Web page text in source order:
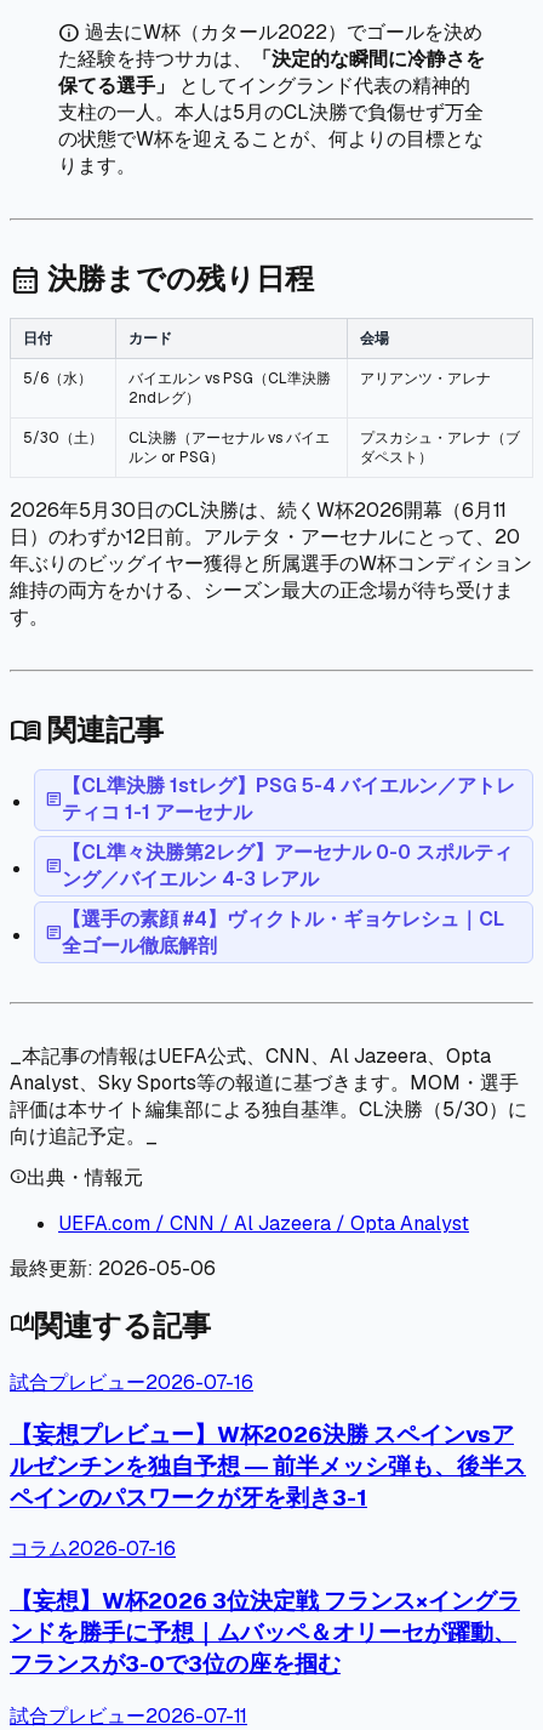
info 過去にW杯（カタール2022）でゴールを決め
た経験を持つサカは、
「決定的な瞬間に冷静さを
保てる選手」
としてイングランド代表の精神的
支柱の一人。本人は5月のCL決勝で負傷せず万全
の状態でW杯を迎えることが、何よりの目標とな
ります。
calendar_month 決勝までの残り日程
日付 カード 会場
5/6（水）
バイエルン vs PSG（CL準決勝
2ndレグ）
アリアンツ・アレナ
5/30（土）
CL決勝（アーセナル vs バイエ
ルン or PSG）
プスカシュ・アレナ（ブ
ダペスト）
2026年5月30日のCL決勝は、続くW杯2026開幕（6月11
日）のわずか12日前。アルテタ・アーセナルにとって、20
年ぶりのビッグイヤー獲得と所属選手のW杯コンディション
維持の両方をかける、シーズン最大の正念場が待ち受けま
す。
menu_book関連記事
article
【CL準決勝 1stレグ】PSG 5-4 バイエルン／アトレ
ティコ 1-1 アーセナル
article
【CL準々決勝第2レグ】アーセナル 0-0 スポルティ
ング／バイエルン 4-3 レアル
article
【選手の素顔 #4】ヴィクトル・ギョケレシュ｜CL
全ゴール徹底解剖
_本記事の情報はUEFA公式、CNN、Al Jazeera、Opta
Analyst、Sky Sports等の報道に基づきます。MOM・選手
評価は本サイト編集部による独自基準。CL決勝（5/30）に
向け追記予定。_
info出典・情報元
UEFA.com / CNN / Al Jazeera / Opta Analyst
最終更新: 2026-05-06
auto_stories関連する記事
試合プレビュー2026-07-16
【妄想プレビュー】W杯2026決勝 スペインvsア
ルゼンチンを独自予想 ― 前半メッシ弾も、後半ス
ペインのパスワークが牙を剥き3-1
コラム2026-07-16
【妄想】W杯2026 3位決定戦 フランス×イングラ
ンドを勝手に予想｜ムバッペ＆オリーセが躍動、
フランスが3-0で3位の座を掴む
試合プレビュー2026-07-11